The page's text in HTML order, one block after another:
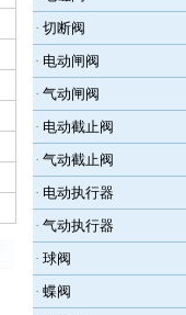
· 切断阀
· 电动闸阀
· 气动闸阀
· 电动截止阀
· 气动截止阀
· 电动执行器
· 气动执行器
· 球阀
· 蝶阀